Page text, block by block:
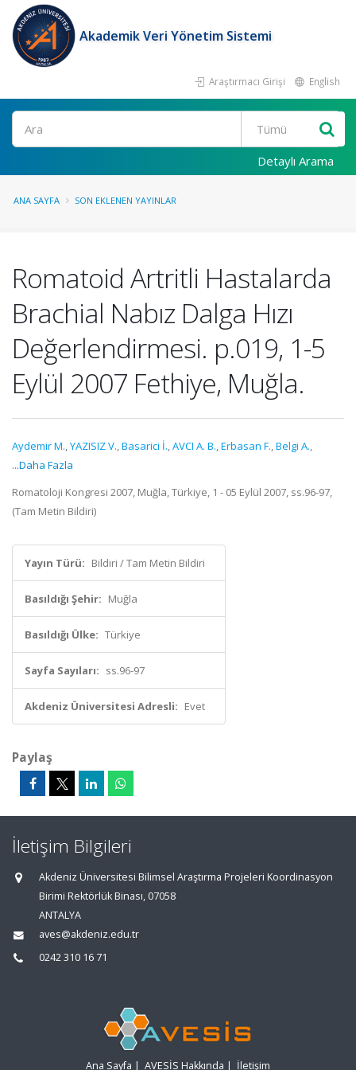
Akademik Veri Yönetim Sistemi
Araştırmacı Girişi English
Ara
Detaylı Arama
ANA SAYFA SON EKLENEN YAYINLAR
Romatoid Artritli Hastalarda
Brachial Nabız Dalga Hızı
Değerlendirmesi. p.019, 1-5
Eylül 2007 Fethiye, Muğla.
Aydemir M.,YAZISIZ V.,Basarici İ.,AVCI A. B.,Erbasan F.,Belgi A.,
...Daha Fazla
Romatoloji Kongresi 2007, Muğla, Türkiye, 1 - 05 Eylül 2007, ss.96-97,
(Tam Metin Bildiri)
Yayın Türü: Bildiri / Tam Metin Bildiri
Basıldığı Şehir: Muğla
Basıldığı Ülke: Türkiye
Sayfa Sayıları: ss.96-97
Akdeniz Üniversitesi Adresli: Evet
Paylaş
İletişim Bilgileri
Akdeniz Üniversitesi Bilimsel Araştırma Projeleri Koordinasyon
Birimi Rektörlük Binası, 07058
ANTALYA
aves@akdeniz.edu.tr
0242 310 16 71
Ana Sayfa | AVESİS Hakkında | İletişim